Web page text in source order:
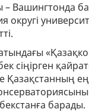
– Вашингтонда
барады.